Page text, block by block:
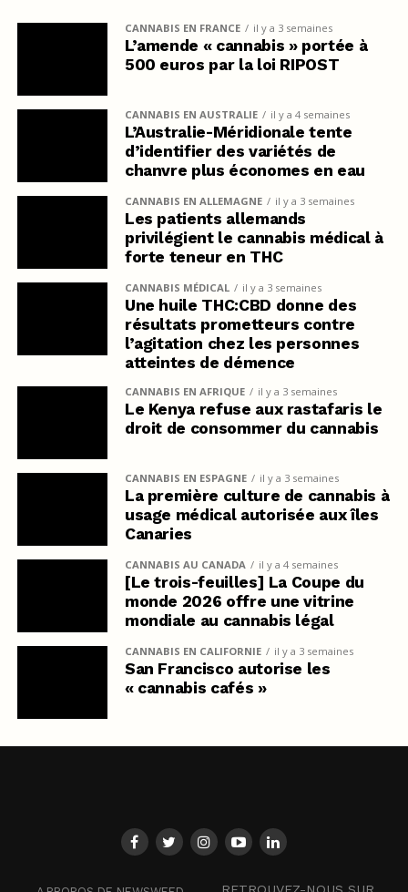
CANNABIS EN FRANCE il y a 3 semaines
L’amende « cannabis » portée à
500 euros par la loi RIPOST
CANNABIS EN AUSTRALIE il y a 4 semaines
L’Australie-Méridionale tente
d’identifier des variétés de
chanvre plus économes en eau
CANNABIS EN ALLEMAGNE il y a 3 semaines
Les patients allemands
privilégient le cannabis médical à
forte teneur en THC
CANNABIS MÉDICAL il y a 3 semaines
Une huile THC:CBD donne des
résultats prometteurs contre
l’agitation chez les personnes
atteintes de démence
CANNABIS EN AFRIQUE il y a 3 semaines
Le Kenya refuse aux rastafaris le
droit de consommer du cannabis
CANNABIS EN ESPAGNE il y a 3 semaines
La première culture de cannabis à
usage médical autorisée aux îles
Canaries
CANNABIS AU CANADA il y a 4 semaines
[Le trois-feuilles] La Coupe du
monde 2026 offre une vitrine
mondiale au cannabis légal
CANNABIS EN CALIFORNIE il y a 3 semaines
San Francisco autorise les
« cannabis cafés »